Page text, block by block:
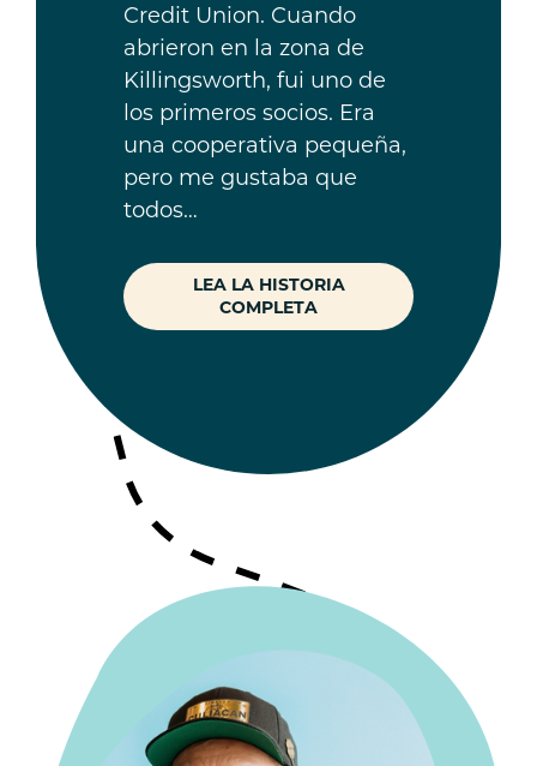
Credit Union. Cuando
abrieron en la zona de
Killingsworth, fui uno de
los primeros socios. Era
una cooperativa pequeña,
pero me gustaba que
todos…
LEA LA HISTORIA
COMPLETA